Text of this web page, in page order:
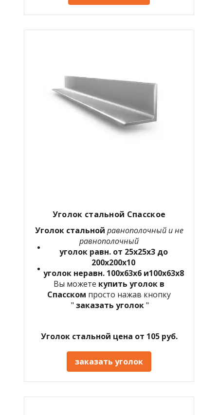
Уголок стальной Спасское
Уголок стальной равнополочный и не
равнополочный
уголок равн. от 25х25х3 до
200х200х10
уголок неравн. 100х63х6 и100х63х8
Вы можете купить уголок в
Спасском просто нажав кнопку
" заказать уголок"
Уголок стальной цена от 105 руб.
заказать уголок